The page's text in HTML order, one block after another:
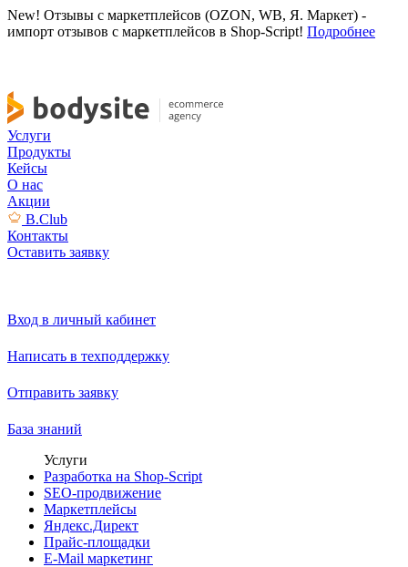
New! Отзывы с маркетплейсов (OZON, WB, Я. Маркет) -
импорт отзывов с маркетплейсов в Shop-Script! Подробнее
Услуги
Продукты
Кейсы
О нас
Акции
B.Club
Контакты
Оставить заявку
Вход в личный кабинет
Написать в техподдержку
Отправить заявку
База знаний
Услуги
Разработка на Shop-Script
SEO-продвижение
Маркетплейсы
Яндекс.Директ
Прайс-площадки
E-Mail маркетинг